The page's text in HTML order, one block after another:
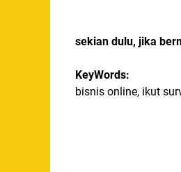
sekian dulu, jika
KeyWords:
bisnis online, ikut